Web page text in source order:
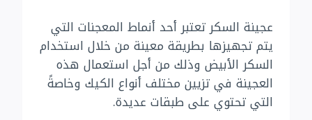
عجينة السكر تعتبر أحد أنماط المعجنات التي
يتم تجهيزها بطريقة معينة من خلال استخدام
السكر الأبيض وذلك من أجل استعمال هذه
العجينة في تزيين مختلف أنواع الكيك وخاصةً
التي تحتوي على طبقات عديدة.